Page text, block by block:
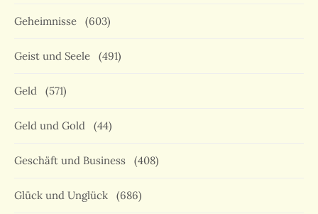
Geheimnisse (603)
Geist und Seele (491)
Geld (571)
Geld und Gold (44)
Geschäft und Business (408)
Glück und Unglück (686)